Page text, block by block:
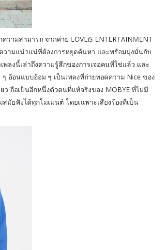
ามสามารถ จากค่าย LOVEiS ENTERTAINMENT
วามแน่วแน่ที่ต้องการหยุดค้นหา และพร้อมมุ่งมั่นกับ
พลงนี้เล่าถึงความรูู้สึกของการเจอคนที่ใช่แล้ว และ
อ้อนแบบอ้อม ๆ เป็นเพลงที่ถ่ายทอดความ Nice ของ
ถือเป็นอีกหนึ่งตัวตนที่แท้จริงของ MOBYE ที่ไม่มี
มัยฟังได้ทุกโมเมนต์ โดยเฉพาะเสียงร้องที่เป็น